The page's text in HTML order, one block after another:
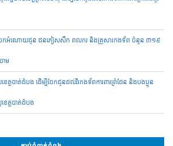
កអំណោយជូន ជនភៀសសឹក ពលករ និងគ្រួសារកងទ័ព ចំនួន ៣១៩
ាម
ត្តបាត់ដំបង ដើម្បីចែកជូនដល់វីរកងទ័ពការពារព្រំដែន និងបងប្អូន
េត្តបាត់ដំបង